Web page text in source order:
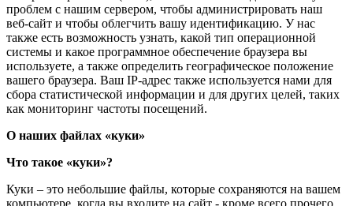
проблем с нашим сервером, чтобы администрировать наш
веб-сайт и чтобы облегчить вашу идентификацию. У нас
также есть возможность узнать, какой тип операционной
системы и какое программное обеспечение браузера вы
используете, а также определить географическое положение
вашего браузера. Ваш IP-адрес также используется нами для
сбора статистической информации и для других целей, таких
как мониторинг частоты посещений.
О наших файлах «куки»
Что такое «куки»?
Куки – это небольшие файлы, которые сохраняются на вашем